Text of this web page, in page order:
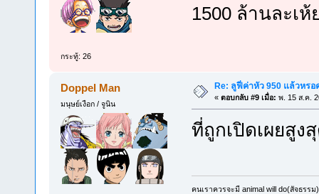
กระทู้: 26
1500 ล้านละเห้
Doppel Man
มนุษย์เงือก / จูนิน
Re: ลูฟี่ค่าหัว 950 แล้วหรอ
« ตอบกลับ #9 เมื่อ: พ. 15 ส.ค.
ที่ถูกเปิดเผยสูง
คนเราควรจะมี animal will do(สัจธรรม)